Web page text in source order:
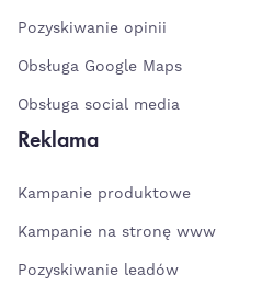
Pozyskiwanie opinii
Obsługa Google Maps
Obsługa social media
Reklama
Kampanie produktowe
Kampanie na stronę www
Pozyskiwanie leadów